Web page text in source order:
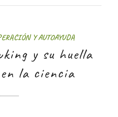
Y AUTOAYUDA
y su huella
la ciencia